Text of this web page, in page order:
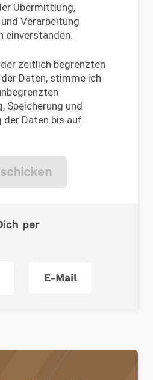
Übermittlung,
Verarbeitung
einverstanden.
zeitlich begrenzten
Daten, stimme ich
Speicherung und
der Daten bis auf
per
E-Mail